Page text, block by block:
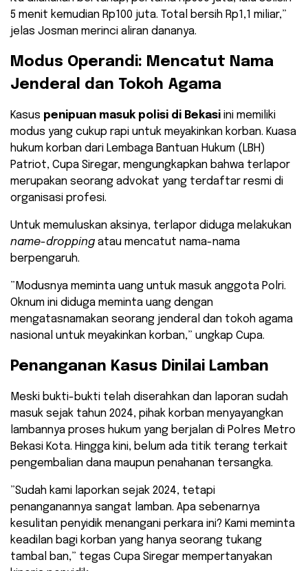
5 menit kemudian Rp100 juta. Total bersih Rp1,1 miliar,”
jelas Josman merinci aliran dananya.
​Modus Operandi: Mencatut Nama
Jenderal dan Tokoh Agama
​Kasus penipuan masuk polisi di Bekasi ini memiliki
modus yang cukup rapi untuk meyakinkan korban. Kuasa
hukum korban dari Lembaga Bantuan Hukum (LBH)
Patriot, Cupa Siregar, mengungkapkan bahwa terlapor
merupakan seorang advokat yang terdaftar resmi di
organisasi profesi.
​Untuk memuluskan aksinya, terlapor diduga melakukan
name-dropping atau mencatut nama-nama
berpengaruh.
​”Modusnya meminta uang untuk masuk anggota Polri.
Oknum ini diduga meminta uang dengan
mengatasnamakan seorang jenderal dan tokoh agama
nasional untuk meyakinkan korban,” ungkap Cupa.
​Penanganan Kasus Dinilai Lamban
​Meski bukti-bukti telah diserahkan dan laporan sudah
masuk sejak tahun 2024, pihak korban menyayangkan
lambannya proses hukum yang berjalan di Polres Metro
Bekasi Kota. Hingga kini, belum ada titik terang terkait
pengembalian dana maupun penahanan tersangka.
​”Sudah kami laporkan sejak 2024, tetapi
penanganannya sangat lamban. Apa sebenarnya
kesulitan penyidik menangani perkara ini? Kami meminta
keadilan bagi korban yang hanya seorang tukang
tambal ban,” tegas Cupa Siregar mempertanyakan